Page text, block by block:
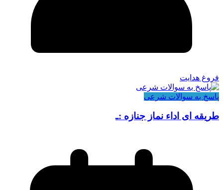
فروغ هدایت
پاسخ به سوالات شرعی
طریقه ای اداء نماز جنازه :ـ